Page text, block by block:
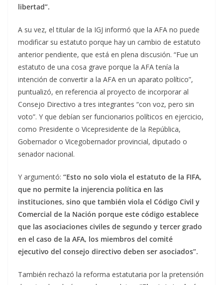
libertad”.
A su vez, el titular de la IGJ informó que la AFA no puede
modificar su estatuto porque hay un cambio de estatuto
anterior pendiente, que está en plena discusión. “Fue un
estatuto de una cosa grave porque la AFA tenía la
intención de convertir a la AFA en un aparato político”,
puntualizó, en referencia al proyecto de incorporar al
Consejo Directivo a tres integrantes “con voz, pero sin
voto”. Y que debían ser funcionarios políticos en ejercicio,
como Presidente o Vicepresidente de la República,
Gobernador o Vicegobernador provincial, diputado o
senador nacional.
Y argumentó: “Esto no solo viola el estatuto de la FIFA,
que no permite la injerencia política en las
instituciones, sino que también viola el Código Civil y
Comercial de la Nación porque este código establece
que las asociaciones civiles de segundo y tercer grado
en el caso de la AFA, los miembros del comité
ejecutivo del consejo directivo deben ser asociados”.
También rechazó la reforma estatutaria por la pretensión